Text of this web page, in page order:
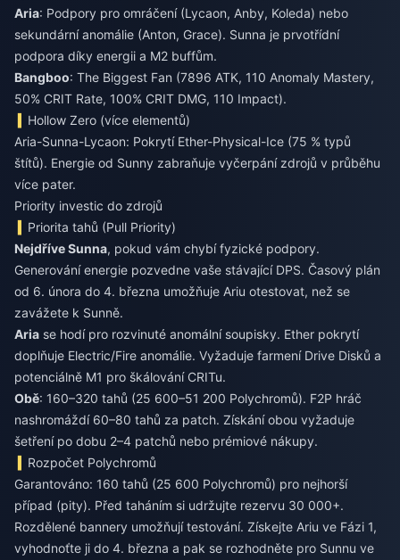
Aria: Podpory pro omráčení (Lycaon, Anby, Koleda) nebo
sekundární anomálie (Anton, Grace). Sunna je prvotřídní
podpora díky energii a M2 buffům.
Bangboo: The Biggest Fan (7896 ATK, 110 Anomaly Mastery,
50% CRIT Rate, 100% CRIT DMG, 110 Impact).
Hollow Zero (více elementů)
Aria-Sunna-Lycaon: Pokrytí Ether-Physical-Ice (75 % typů
štítů). Energie od Sunny zabraňuje vyčerpání zdrojů v průběhu
více pater.
Priority investic do zdrojů
Priorita tahů (Pull Priority)
Nejdříve Sunna, pokud vám chybí fyzické podpory.
Generování energie pozvedne vaše stávající DPS. Časový plán
od 6. února do 4. března umožňuje Ariu otestovat, než se
zavážete k Sunně.
Aria se hodí pro rozvinuté anomální soupisky. Ether pokrytí
doplňuje Electric/Fire anomálie. Vyžaduje farmení Drive Disků a
potenciálně M1 pro škálování CRITu.
Obě: 160–320 tahů (25 600–51 200 Polychromů). F2P hráč
nashromáždí 60–80 tahů za patch. Získání obou vyžaduje
šetření po dobu 2–4 patchů nebo prémiové nákupy.
Rozpočet Polychromů
Garantováno: 160 tahů (25 600 Polychromů) pro nejhorší
případ (pity). Před taháním si udržujte rezervu 30 000+.
Rozdělené bannery umožňují testování. Získejte Ariu ve Fázi 1,
vyhodnoťte ji do 4. března a pak se rozhodněte pro Sunnu ve